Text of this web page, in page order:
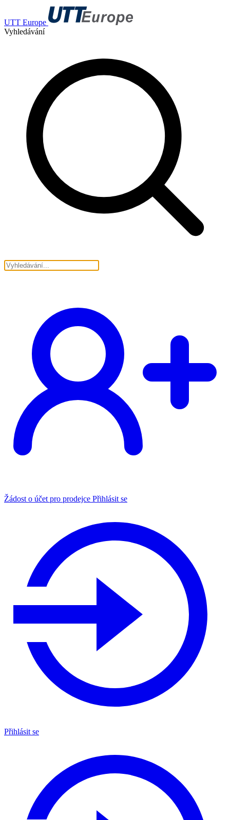
UTT Europe
Vyhledávání
Žádost o účet pro prodejce Přihlásit se
Přihlásit se